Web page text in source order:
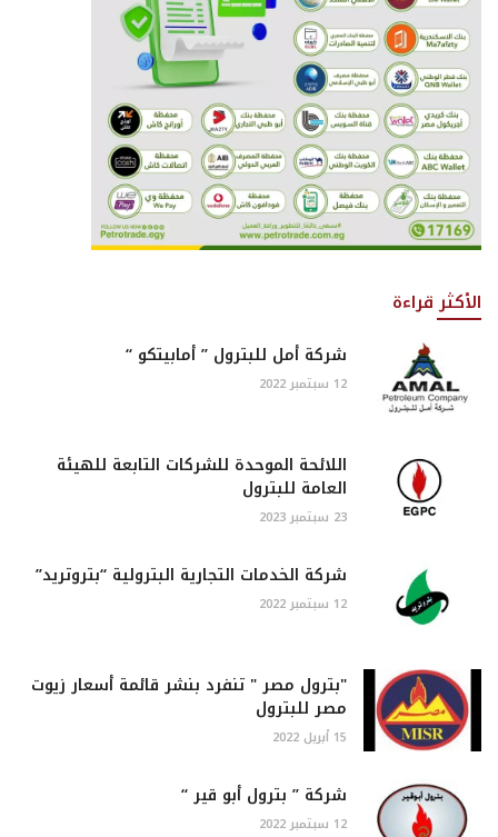
الأكثر قراءة
شركة أمل للبترول ” أمابيتكو “
12 سبتمبر 2022
اللائحة الموحدة للشركات التابعة للهيئة
العامة للبترول
23 سبتمبر 2023
شركة الخدمات التجارية البترولية “بتروتريد”
12 سبتمبر 2022
"بترول مصر " تنفرد بنشر قائمة أسعار زيوت
مصر للبترول
15 أبريل 2022
شركة ” بترول أبو قير “
12 سبتمبر 2022